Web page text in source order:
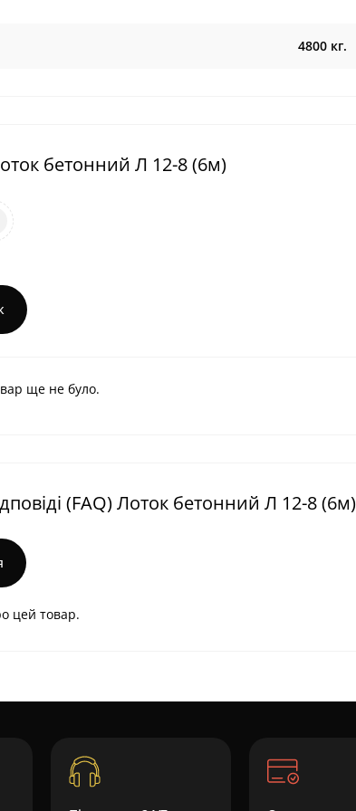
4800 кг.
бетонний Л 12-8 (6м)
ще не було.
(FAQ) Лоток бетонний Л 12-8 (6м)
цей товар.